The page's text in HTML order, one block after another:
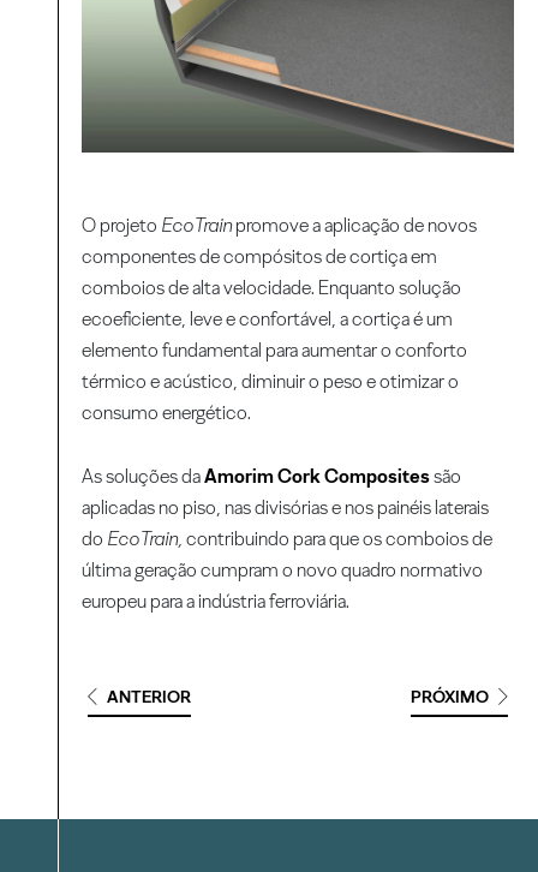
O projeto EcoTrainpromove a aplicação de novos
componentes de compósitos de cortiça em
comboios de alta velocidade. Enquanto solução
ecoeficiente, leve e confortável, a cortiça é um
elemento fundamental para aumentar o conforto
térmico e acústico, diminuir o peso e otimizar o
consumo energético.
As soluções daAmorim Cork Compositessão
aplicadas no piso, nas divisórias e nos painéis laterais
do EcoTrain, contribuindo para que os comboios de
última geração cumpram o novo quadro normativo
europeu para a indústria ferroviária.
ANTERIOR PRÓXIMO